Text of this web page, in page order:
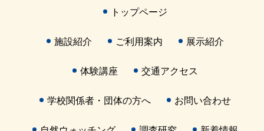
トップページ
施設紹介 ご利用案内 展示紹介
体験講座 交通アクセス
学校関係者・団体の方へ お問い合わせ